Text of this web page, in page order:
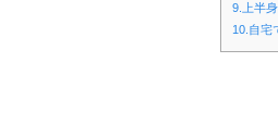
9.上半
10.自宅